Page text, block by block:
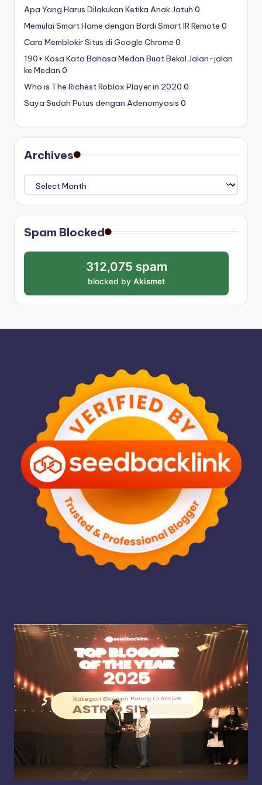
Apa Yang Harus Dilakukan Ketika Anak Jatuh 0
Memulai Smart Home dengan Bardi Smart IR Remote 0
Cara Memblokir Situs di Google Chrome 0
190+ Kosa Kata Bahasa Medan Buat Bekal Jalan-jalan
ke Medan 0
Who is The Richest Roblox Player in 2020 0
Saya Sudah Putus dengan Adenomyosis 0
Archives
Archives
Spam Blocked
312,075 spam
blocked by Akismet